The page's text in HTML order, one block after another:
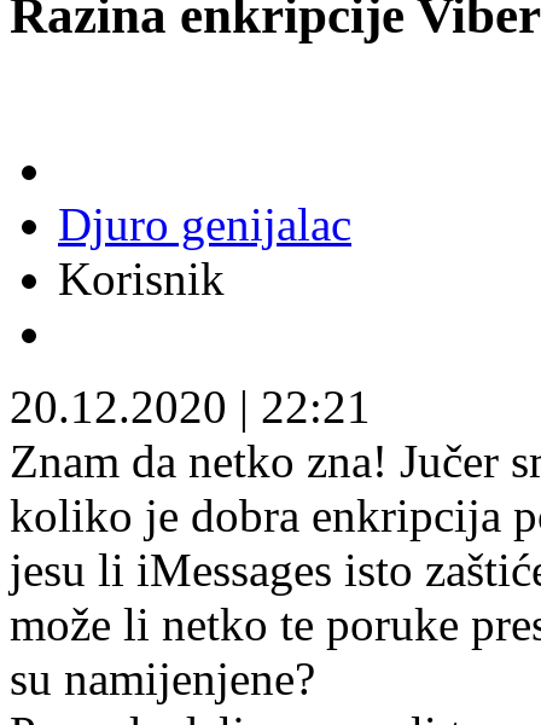
Razina enkripcije
Djuro genijalac
Korisnik
20.12.2020 | 22:21
Znam da netko zna! Jučer
koliko je dobra enkripcija
jesu li iMessages isto
može li netko te poruke
su namijenjene?